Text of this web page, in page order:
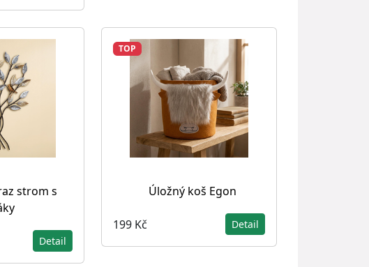
strom s
Detail
TOP
Úložný koš Egon
199 Kč Detail